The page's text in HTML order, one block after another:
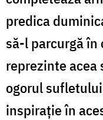
predica
să-l parcurgă în
reprezinte acea
ogorul
inspiraţie în